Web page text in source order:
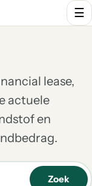
☰
lease,
actuele
en
Zoek